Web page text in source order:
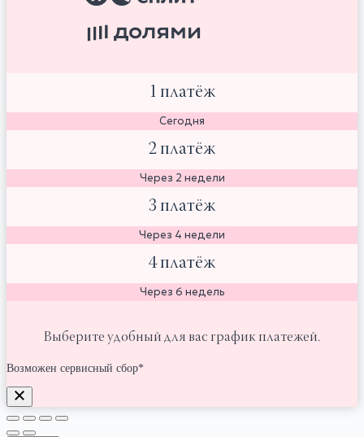
1 платёж
Сегодня
2 платёж
Через 2 недели
3 платёж
Через 4 недели
4 платёж
Через 6 недель
Выберите удобный для вас график платежей.
Возможен сервисный сбор*